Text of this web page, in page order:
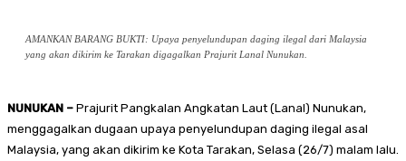
AMANKAN BARANG BUKTI: Upaya penyelundupan daging ilegal dari Malaysia
yang akan dikirim ke Tarakan digagalkan Prajurit Lanal Nunukan.
NUNUKAN – Prajurit Pangkalan Angkatan Laut (Lanal) Nunukan,
menggagalkan dugaan upaya penyelundupan daging ilegal asal
Malaysia, yang akan dikirim ke Kota Tarakan, Selasa (26/7) malam lalu.